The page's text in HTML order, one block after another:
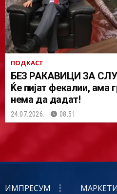
ПОДКАСТ
БЕЗ РАКАВИЦИ ЗА
Ќе пијат фекалии, ама
нема да дадат!
24.07.2026. 08:51
ИМПРЕСУМ